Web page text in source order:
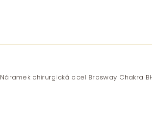
Náramek chirurgická ocel Brosway Chakra